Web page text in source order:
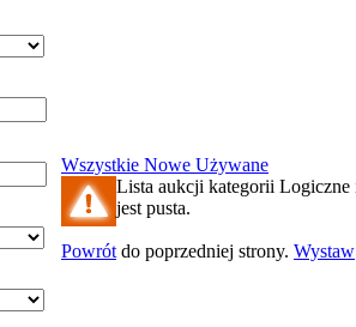
Wszystkie Nowe Używane
Lista aukcji kategorii Logiczne
jest pusta.
Powrót do poprzedniej strony. Wystaw